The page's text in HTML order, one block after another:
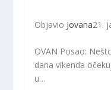
Objavio Jovana21.
OVAN Posao:
dana vikenda
u…